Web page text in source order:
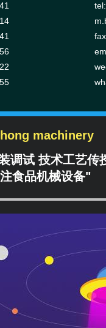
machinery
调试 技术工艺传
食品机械设备"